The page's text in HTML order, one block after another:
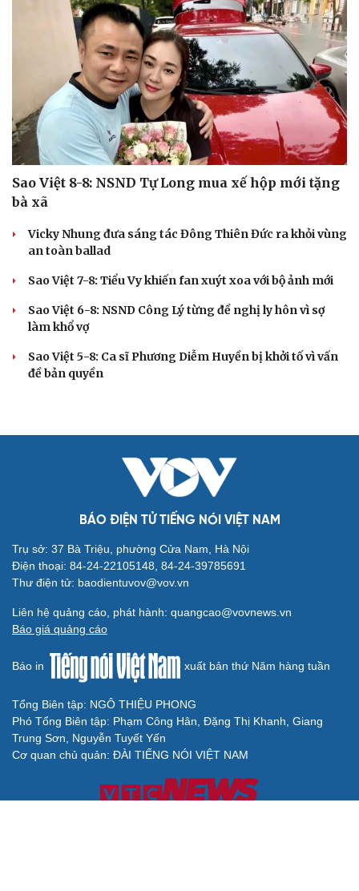
Sao Việt 8-8: NSND Tự Long mua xế hộp mới tặng
bà xã
Vicky Nhung đưa sáng tác Đông Thiên Đức ra khỏi vùng
an toàn ballad
Sao Việt 7-8: Tiểu Vy khiến fan xuýt xoa với bộ ảnh mới
Sao Việt 6-8: NSND Công Lý từng đề nghị ly hôn vì sợ
làm khổ vợ
Sao Việt 5-8: Ca sĩ Phương Diễm Huyền bị khởi tố vì vấn
đề bản quyền
BÁO ĐIỆN TỬ TIẾNG NÓI VIỆT NAM
Trụ sở: 37 Bà Triệu, phường Cửa Nam, Hà Nội
Điện thoại: 84-24-22105148, 84-24-39785691
Thư điện tử: baodientuvov@vov.vn
Liên hệ quảng cáo, phát hành: quangcao@vovnews.vn
Báo giá quảng cáo
Báo in xuất bản thứ Năm hàng tuần
Tổng Biên tập: NGÔ THIỆU PHONG
Phó Tổng Biên tập: Phạm Công Hân, Đặng Thị Khanh, Giang
Trung Sơn, Nguyễn Tuyết Yến
Cơ quan chủ quản: ĐÀI TIẾNG NÓI VIỆT NAM